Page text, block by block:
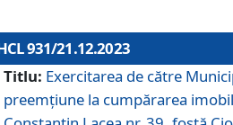
931/21.12.2023
Titlu: Exercitarea de către
preemțiune la cumpărarea